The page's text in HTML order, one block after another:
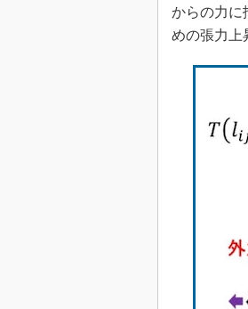
からの力に
めの張力上